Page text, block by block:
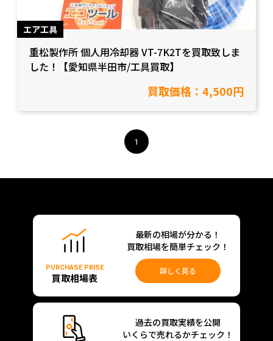
エア工具
重松製作所 個人用冷却器 VT-7K2Tを買取致しま
した！【愛知県半田市/工具買取】
買取価格：4,500円
1
PURCHASE PRISE
買取相場表
最新の相場が分かる！
買取相場を簡単チェック！
詳しく見る
過去の買取実績を公開
いくらで売れるかチェック！